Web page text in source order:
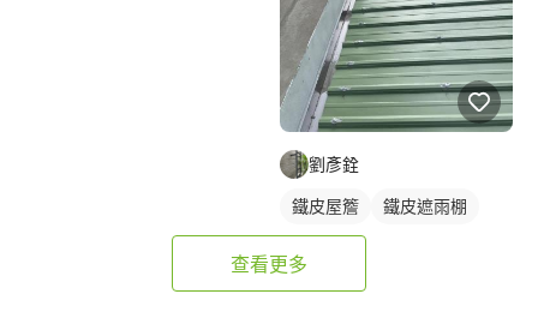
劉彥銓
鐵皮屋簷 鐵皮遮雨棚
查看更多